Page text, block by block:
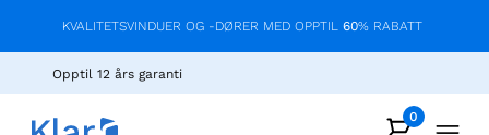
KVALITETSVINDUER OG -DØRER MED OPPTIL 60% RABATT
Opptil 12 års garanti
0